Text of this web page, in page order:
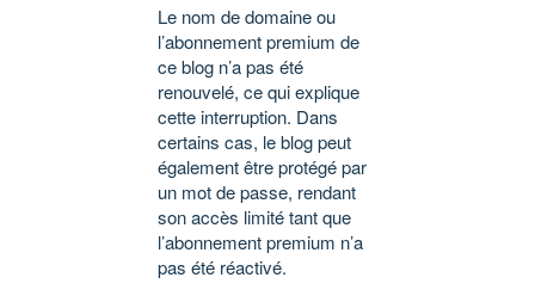
Le nom de domaine ou
l’abonnement premium de
ce blog n’a pas été
renouvelé, ce qui explique
cette interruption. Dans
certains cas, le blog peut
également être protégé par
un mot de passe, rendant
son accès limité tant que
l’abonnement premium n’a
pas été réactivé.